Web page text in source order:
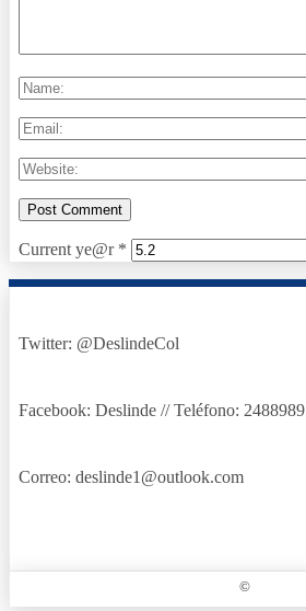
Current ye@r *
Twitter: @DeslindeCol
Facebook: Deslinde // Teléfono: 2488989
Correo: deslinde1@outlook.com
©